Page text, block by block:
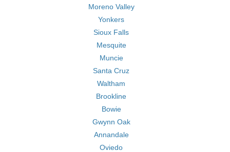
Moreno Valley
Yonkers
Sioux Falls
Mesquite
Muncie
Santa Cruz
Waltham
Brookline
Bowie
Gwynn Oak
Annandale
Oviedo